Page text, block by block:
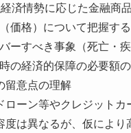
済情勢に応じた金融商
価格）について把握す
ーすべき事象（死亡・
の経済的保障の必要額
留意点の理解
ローン等やクレジット
度は異なるが、仮によ